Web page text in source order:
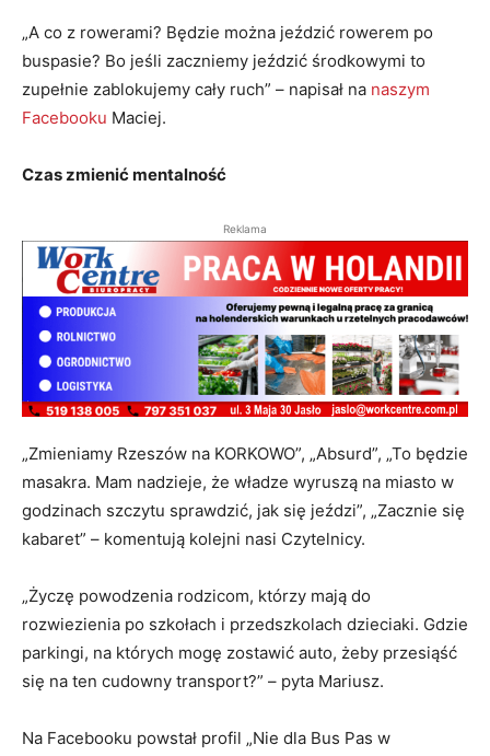
„A co z rowerami? Będzie można jeździć rowerem po
buspasie? Bo jeśli zaczniemy jeździć środkowymi to
zupełnie zablokujemy cały ruch” – napisał na naszym
Facebooku Maciej.
Czas zmienić mentalność
Reklama
„Zmieniamy Rzeszów na KORKOWO”, „Absurd”, „To będzie
masakra. Mam nadzieje, że władze wyruszą na miasto w
godzinach szczytu sprawdzić, jak się jeździ”, „Zacznie się
kabaret” – komentują kolejni nasi Czytelnicy.
„Życzę powodzenia rodzicom, którzy mają do
rozwiezienia po szkołach i przedszkolach dzieciaki. Gdzie
parkingi, na których mogę zostawić auto, żeby przesiąść
się na ten cudowny transport?” – pyta Mariusz.
Na Facebooku powstał profil „Nie dla Bus Pas w